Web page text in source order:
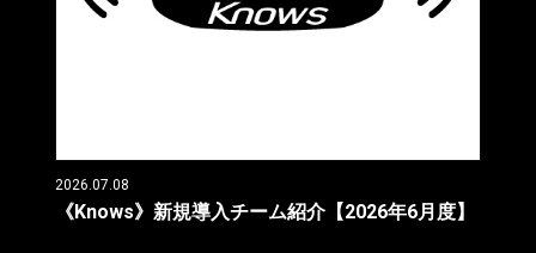
2026.07.08
《Knows》新規導入チーム紹介【2026年6月度】